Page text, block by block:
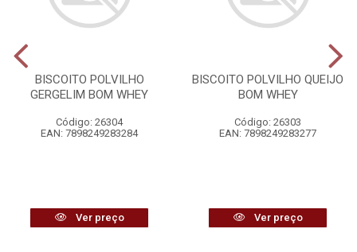
BISCOITO POLVILHO
GERGELIM BOM WHEY
Código: 26304
EAN: 7898249283284
Ver preço
BISCOITO POLVILHO QUEIJO
BOM WHEY
Código: 26303
EAN: 7898249283277
Ver preço